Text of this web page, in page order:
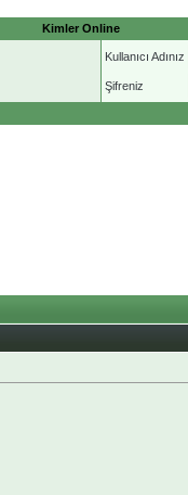
Kimler Online
Kullanıcı Adınız
Şifreniz